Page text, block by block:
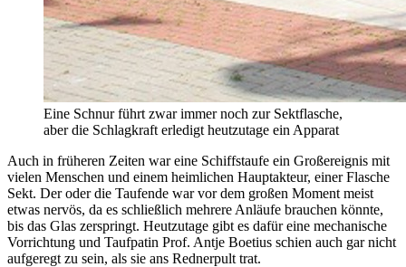
Eine Schnur führt zwar immer noch zur Sektflasche,
aber die Schlagkraft erledigt heutzutage ein Apparat
Auch in früheren Zeiten war eine Schiffstaufe ein Großereignis mit
vielen Menschen und einem heimlichen Hauptakteur, einer Flasche
Sekt. Der oder die Taufende war vor dem großen Moment meist
etwas nervös, da es schließlich mehrere Anläufe brauchen könnte,
bis das Glas zerspringt. Heutzutage gibt es dafür eine mechanische
Vorrichtung und Taufpatin Prof. Antje Boetius schien auch gar nicht
aufgeregt zu sein, als sie ans Rednerpult trat.